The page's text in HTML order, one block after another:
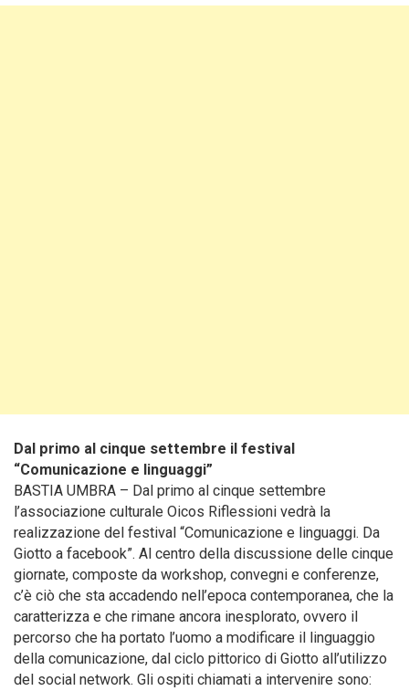
Dal primo al cinque settembre il festival
“Comunicazione e linguaggi”
BASTIA UMBRA – Dal primo al cinque settembre
l’associazione culturale Oicos Riflessioni vedrà la
realizzazione del festival “Comunicazione e linguaggi. Da
Giotto a facebook”. Al centro della discussione delle cinque
giornate, composte da workshop, convegni e conferenze,
c’è ciò che sta accadendo nell’epoca contemporanea, che la
caratterizza e che rimane ancora inesplorato, ovvero il
percorso che ha portato l’uomo a modificare il linguaggio
della comunicazione, dal ciclo pittorico di Giotto all’utilizzo
del social network. Gli ospiti chiamati a intervenire sono: